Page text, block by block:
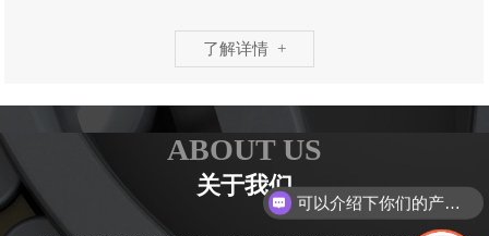
了解详情 +
ABOUT US
关于我们
你们是怎么收费的呢